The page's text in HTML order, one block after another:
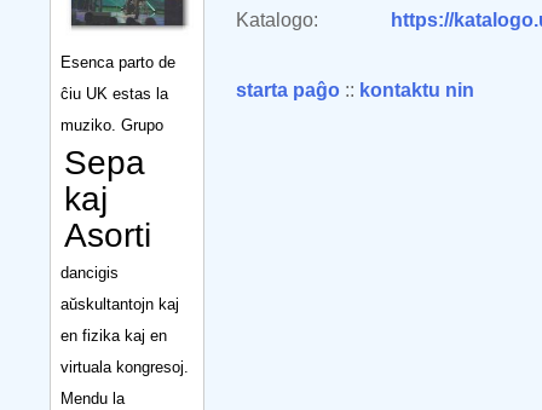
Esenca parto de
ĉiu UK estas la
muziko. Grupo
Sepa
kaj
Asorti
dancigis
aŭskultantojn kaj
en fizika kaj en
virtuala kongresoj.
Mendu la
Katalogo:
https://
starta paĝo :: kontaktu nin